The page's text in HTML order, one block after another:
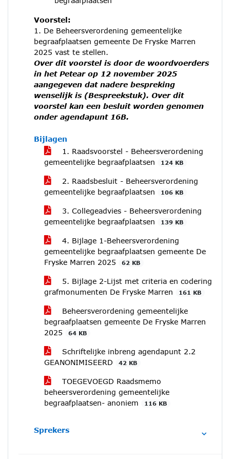
Voorstel:
1. De Beheersverordening gemeentelijke
begraafplaatsen gemeente De Fryske Marren
2025 vast te stellen.
Over dit voorstel is door de woordvoerders
in het Petear op 12 november 2025
aangegeven dat nadere bespreking
wenselijk is (Bespreekstuk). Over dit
voorstel kan een besluit worden genomen
onder agendapunt 16B.
Bijlagen
1. Raadsvoorstel - Beheersverordening
gemeentelijke begraafplaatsen
124 KB
2. Raadsbesluit - Beheersverordening
gemeentelijke begraafplaatsen
106 KB
3. Collegeadvies - Beheersverordening
gemeentelijke begraafplaatsen
139 KB
4. Bijlage 1-Beheersverordening
gemeentelijke begraafplaatsen gemeente De
Fryske Marren 2025
62 KB
5. Bijlage 2-Lijst met criteria en codering
grafmonumenten De Fryske Marren
161 KB
Beheersverordening gemeentelijke
begraafplaatsen gemeente De Fryske Marren
2025
64 KB
Schriftelijke inbreng agendapunt 2.2
GEANONIMISEERD
42 KB
TOEGEVOEGD Raadsmemo
beheersverordening gemeentelijke
begraafplaatsen- anoniem
116 KB
Sprekers